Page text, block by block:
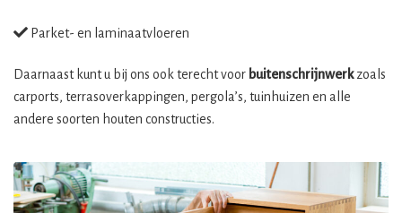
Parket- en laminaatvloeren
Daarnaast kunt u bij ons ook terecht voor buitenschrijnwerkzoals
carports, terrasoverkappingen, pergola’s, tuinhuizen en alle
andere soorten houten constructies.